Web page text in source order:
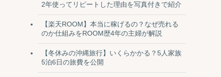
2年使ってリピートした理由を写真付きで紹介
【楽天ROOM】本当に稼げるの？なぜ売れる
のか仕組みをROOM歴4年の主婦が解説
【冬休みの沖縄旅行】いくらかかる？5人家族
5泊6日の旅費を公開